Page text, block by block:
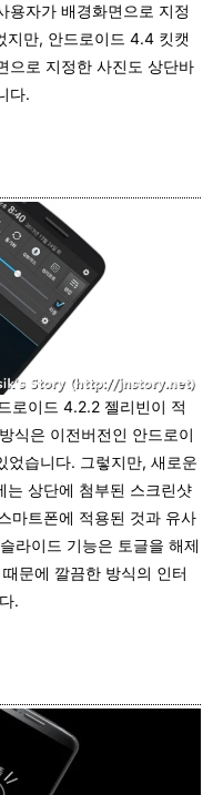
용자가 배경화면으로 지정
지만, 안드로이드 4.4 킷캣
으로 지정한 사진도 상단바
다.
로이드 4.2.2 젤리빈이 적
식은 이전버전인 안드로이
었습니다. 그렇지만, 새로운
상단에 첨부된 스크린샷
마트폰에 적용된 것과 유사
라이드 기능은 토글을 해제
문에 깔끔한 방식의 인터
.